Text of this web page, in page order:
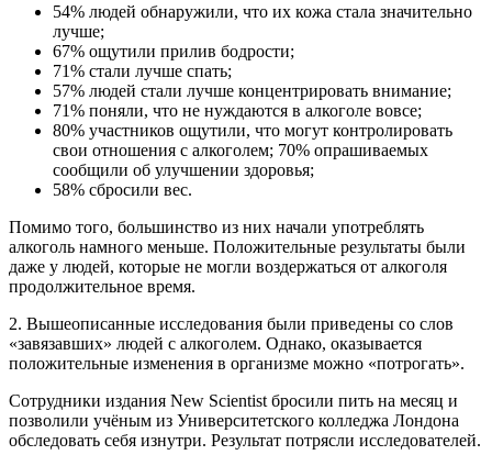
54% людей обнаружили, что их кожа стала значительно
лучше;
67% ощутили прилив бодрости;
71% стали лучше спать;
57% людей стали лучше концентрировать внимание;
71% поняли, что не нуждаются в алкоголе вовсе;
80% участников ощутили, что могут контролировать
свои отношения с алкоголем; 70% опрашиваемых
сообщили об улучшении здоровья;
58% сбросили вес.
Помимо того, большинство из них начали употреблять
алкоголь намного меньше. Положительные результаты были
даже у людей, которые не могли воздержаться от алкоголя
продолжительное время.
2. Вышеописанные исследования были приведены со слов
«завязавших» людей с алкоголем. Однако, оказывается
положительные изменения в организме можно «потрогать».
Сотрудники издания New Scientist бросили пить на месяц и
позволили учёным из Университетского колледжа Лондона
обследовать себя изнутри. Результат потрясли исследователей.